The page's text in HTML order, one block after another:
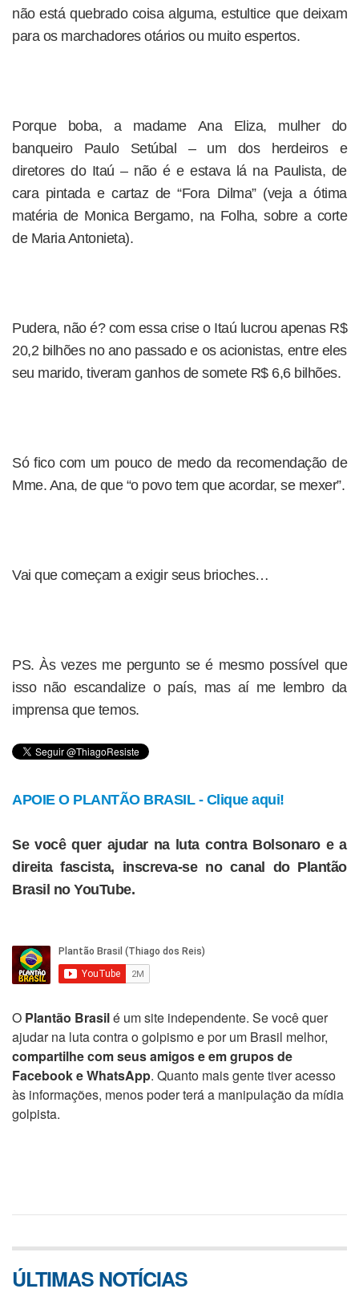
não está quebrado coisa alguma, estultice que deixam
para os marchadores otários ou muito espertos.
Porque boba, a madame Ana Eliza, mulher do
banqueiro Paulo Setúbal – um dos herdeiros e
diretores do Itaú – não é e estava lá na Paulista, de
cara pintada e cartaz de “Fora Dilma” (veja a ótima
matéria de Monica Bergamo, na Folha, sobre a corte
de Maria Antonieta).
Pudera, não é? com essa crise o Itaú lucrou apenas R$
20,2 bilhões no ano passado e os acionistas, entre eles
seu marido, tiveram ganhos de somete R$ 6,6 bilhões.
Só fico com um pouco de medo da recomendação de
Mme. Ana, de que “o povo tem que acordar, se mexer”.
Vai que começam a exigir seus brioches…
PS. Às vezes me pergunto se é mesmo possível que
isso não escandalize o país, mas aí me lembro da
imprensa que temos.
APOIE O PLANTÃO BRASIL - Clique aqui!
Se você quer ajudar na luta contra Bolsonaro e a
direita fascista, inscreva-se no canal do Plantão
Brasil no YouTube.
O Plantão Brasilé um site independente. Se você quer
ajudar na luta contra o golpismo e por um Brasil melhor,
compartilhe com seus amigos e em grupos de
Facebook e WhatsApp. Quanto mais gente tiver acesso
às informações, menos poder terá a manipulação da mídia
golpista.
ÚLTIMAS NOTÍCIAS